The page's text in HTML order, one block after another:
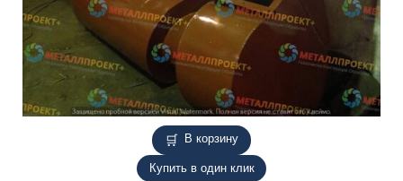
В корзину
Купить в один клик